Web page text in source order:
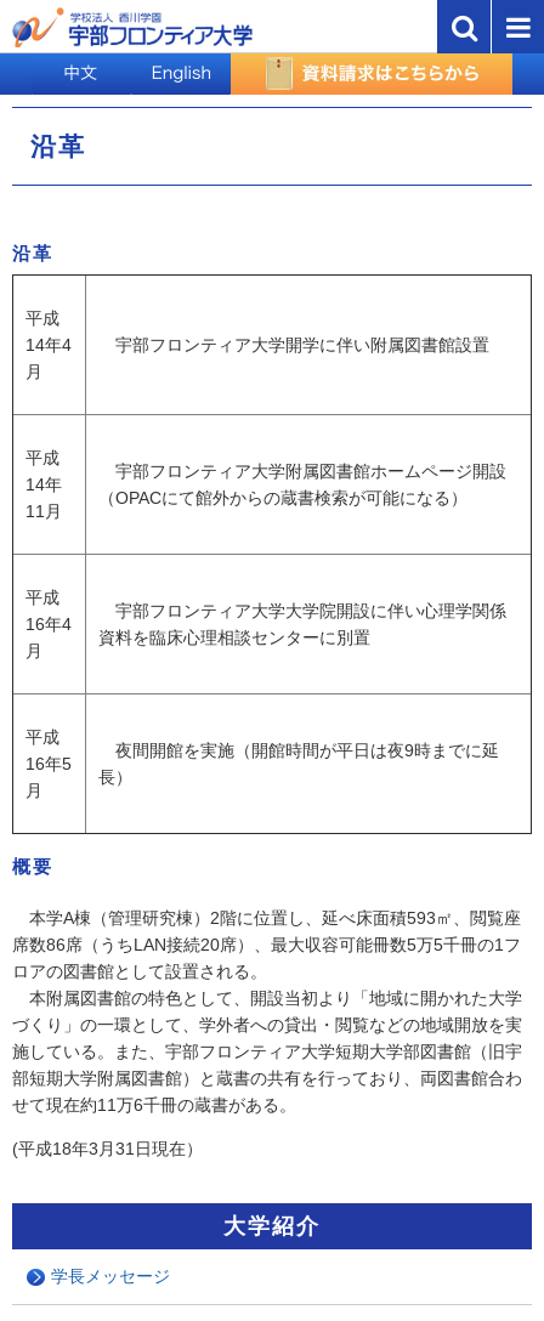
沿革
沿革
平成
14年4
月
宇部フロンティア大学開学に伴い附属図書館設置
平成
14年
11月
宇部フロンティア大学附属図書館ホームページ開設
（OPACにて館外からの蔵書検索が可能になる）
平成
16年4
月
宇部フロンティア大学大学院開設に伴い心理学関係
資料を臨床心理相談センターに別置
平成
16年5
月
夜間開館を実施（開館時間が平日は夜9時までに延
長）
概要
本学A棟（管理研究棟）2階に位置し、延べ床面積593㎡、閲覧座
席数86席（うちLAN接続20席）、最大収容可能冊数5万5千冊の1フ
ロアの図書館として設置される。
本附属図書館の特色として、開設当初より「地域に開かれた大学
づくり」の一環として、学外者への貸出・閲覧などの地域開放を実
施している。また、宇部フロンティア大学短期大学部図書館（旧宇
部短期大学附属図書館）と蔵書の共有を行っており、両図書館合わ
せて現在約11万6千冊の蔵書がある。
(平成18年3月31日現在）
大学紹介
学長メッセージ